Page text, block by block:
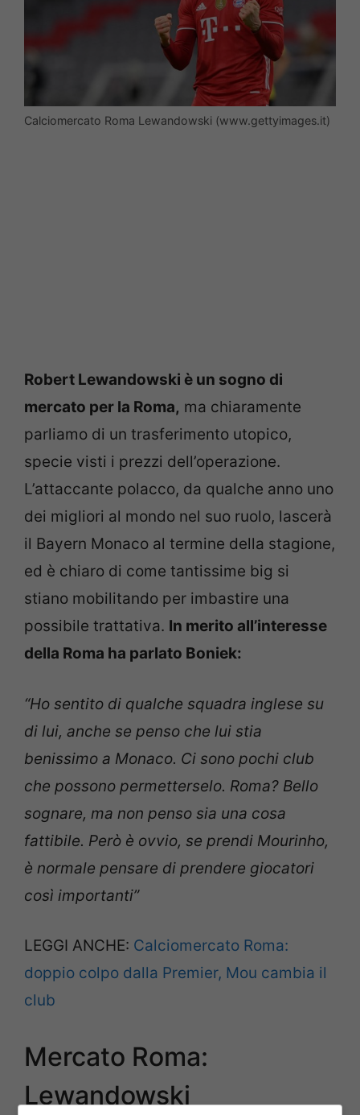
Calciomercato Roma Lewandowski (www.gettyimages.it)
Robert Lewandowski è un sogno di
mercato per la Roma, ma chiaramente
parliamo di un trasferimento utopico,
specie visti i prezzi dell’operazione.
L’attaccante polacco, da qualche anno uno
dei migliori al mondo nel suo ruolo, lascerà
il Bayern Monaco al termine della stagione,
ed è chiaro di come tantissime big si
stiano mobilitando per imbastire una
possibile trattativa. In merito all’interesse
della Roma ha parlato Boniek:
“Ho sentito di qualche squadra inglese su
di lui, anche se penso che lui stia
benissimo a Monaco. Ci sono pochi club
che possono permetterselo. Roma? Bello
sognare, ma non penso sia una cosa
fattibile. Però è ovvio, se prendi Mourinho,
è normale pensare di prendere giocatori
così importanti”
LEGGI ANCHE: Calciomercato Roma:
doppio colpo dalla Premier, Mou cambia il
club
Mercato Roma:
Lewandowski